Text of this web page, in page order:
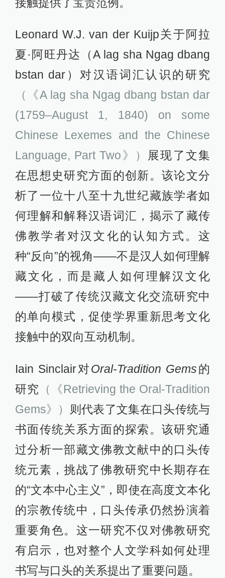
Leonard W.J. van der Kuijp关于阿拉
夏·阿旺丹达（A lag sha Ngag dbang
bstan dar）对汉语词汇认识的研究
（《A lag sha Ngag dbang bstan dar
(1759–August 1, 1840) on some
Chinese Lexemes and the Chinese
Language, Part Two》） 展现了文集
在思想史研究方面的创新。该论文分
析了一位十八至十九世纪藏族学者如
何理解和解释汉语词汇，揭示了藏传
佛教学者对汉文化的认知方式。这
种“反向”的视角——不是汉人如何理解
藏文化，而是藏人如何理解汉文化
——打破了传统汉藏文化交流研究中
的单向模式，促使学界重新思考文化
接触中的双向互动机制。
Iain Sinclair对Oral-Tradition Gems的
研究 （《Retrieving the Oral-Tradition
Gems》） 则代表了文集在口头传统与
书面传统关系方面的探索。该研究通
过分析一部藏文佛教文献中的口头传
统元素，挑战了佛教研究中长期存在
的“文本中心主义”，即使在高度文本化
的宗教传统中，口头传承仍然扮演着
重要角色。这一研究不仅对佛教研究
有启示，也对整个人文学科如何处理
书写与口头的关系提出了重要问题。